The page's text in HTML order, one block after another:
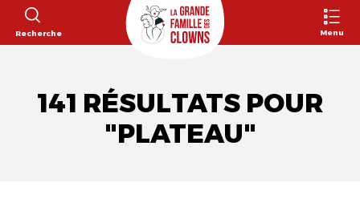
Recherche Menu
141 RÉSULTATS POUR
"PLATEAU"